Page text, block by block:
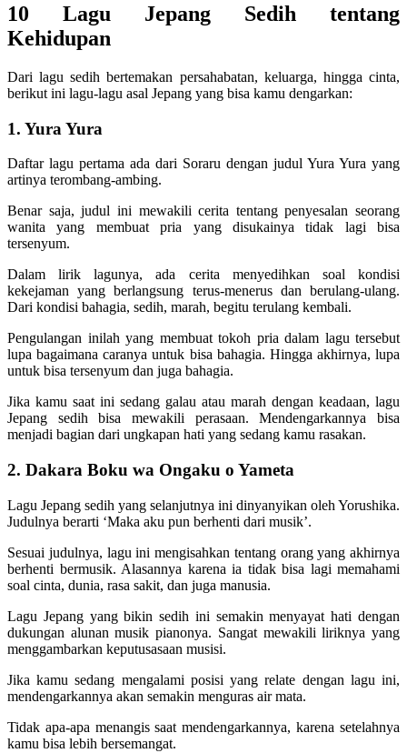
10 Lagu Jepang Sedih tentang
Kehidupan
Dari lagu sedih bertemakan persahabatan, keluarga, hingga cinta,
berikut ini lagu-lagu asal Jepang yang bisa kamu dengarkan:
1. Yura Yura
Daftar lagu pertama ada dari Soraru dengan judul Yura Yura yang
artinya terombang-ambing.
Benar saja, judul ini mewakili cerita tentang penyesalan seorang
wanita yang membuat pria yang disukainya tidak lagi bisa
tersenyum.
Dalam lirik lagunya, ada cerita menyedihkan soal kondisi
kekejaman yang berlangsung terus-menerus dan berulang-ulang.
Dari kondisi bahagia, sedih, marah, begitu terulang kembali.
Pengulangan inilah yang membuat tokoh pria dalam lagu tersebut
lupa bagaimana caranya untuk bisa bahagia. Hingga akhirnya, lupa
untuk bisa tersenyum dan juga bahagia.
Jika kamu saat ini sedang galau atau marah dengan keadaan, lagu
Jepang sedih bisa mewakili perasaan. Mendengarkannya bisa
menjadi bagian dari ungkapan hati yang sedang kamu rasakan.
2. Dakara Boku wa Ongaku o Yameta
Lagu Jepang sedih yang selanjutnya ini dinyanyikan oleh Yorushika.
Judulnya berarti ‘Maka aku pun berhenti dari musik’.
Sesuai judulnya, lagu ini mengisahkan tentang orang yang akhirnya
berhenti bermusik. Alasannya karena ia tidak bisa lagi memahami
soal cinta, dunia, rasa sakit, dan juga manusia.
Lagu Jepang yang bikin sedih ini semakin menyayat hati dengan
dukungan alunan musik pianonya. Sangat mewakili liriknya yang
menggambarkan keputusasaan musisi.
Jika kamu sedang mengalami posisi yang relate dengan lagu ini,
mendengarkannya akan semakin menguras air mata.
Tidak apa-apa menangis saat mendengarkannya, karena setelahnya
kamu bisa lebih bersemangat.